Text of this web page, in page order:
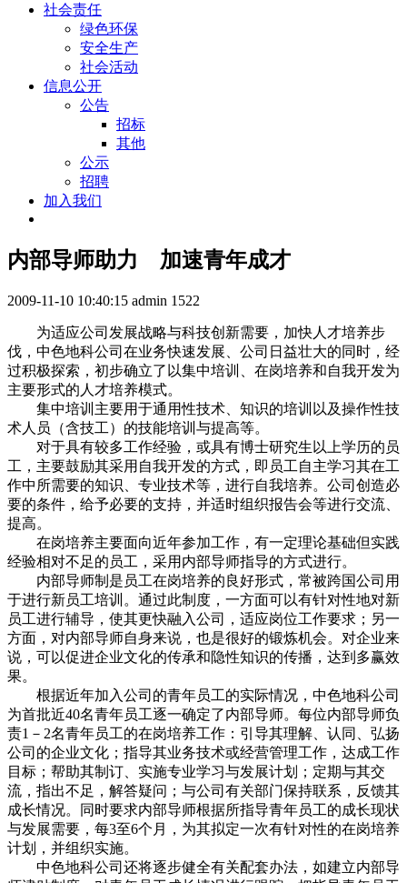
社会责任
绿色环保
安全生产
社会活动
信息公开
公告
招标
其他
公示
招聘
加入我们
内部导师助力 加速青年成才
2009-11-10 10:40:15 admin 1522
为适应公司发展战略与科技创新需要，加快人才培养步
伐，中色地科公司在业务快速发展、公司日益壮大的同时，经
过积极探索，初步确立了以集中培训、在岗培养和自我开发为
主要形式的人才培养模式。
集中培训主要用于通用性技术、知识的培训以及操作性技
术人员（含技工）的技能培训与提高等。
对于具有较多工作经验，或具有博士研究生以上学历的员
工，主要鼓励其采用自我开发的方式，即员工自主学习其在工
作中所需要的知识、专业技术等，进行自我培养。公司创造必
要的条件，给予必要的支持，并适时组织报告会等进行交流、
提高。
在岗培养主要面向近年参加工作，有一定理论基础但实践
经验相对不足的员工，采用内部导师指导的方式进行。
内部导师制是员工在岗培养的良好形式，常被跨国公司用
于进行新员工培训。通过此制度，一方面可以有针对性地对新
员工进行辅导，使其更快融入公司，适应岗位工作要求；另一
方面，对内部导师自身来说，也是很好的锻炼机会。对企业来
说，可以促进企业文化的传承和隐性知识的传播，达到多赢效
果。
根据近年加入公司的青年员工的实际情况，中色地科公司
为首批近40名青年员工逐一确定了内部导师。每位内部导师负
责1－2名青年员工的在岗培养工作：引导其理解、认同、弘扬
公司的企业文化；指导其业务技术或经营管理工作，达成工作
目标；帮助其制订、实施专业学习与发展计划；定期与其交
流，指出不足，解答疑问；与公司有关部门保持联系，反馈其
成长情况。同时要求内部导师根据所指导青年员工的成长现状
与发展需要，每3至6个月，为其拟定一次有针对性的在岗培养
计划，并组织实施。
中色地科公司还将逐步健全有关配套办法，如建立内部导